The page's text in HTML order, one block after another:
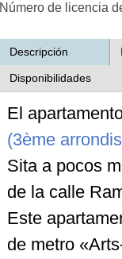
Número de licencia
Descripción
Disponibilidades
El
(3ème
Sita a pocos
de la calle
Este
de metro